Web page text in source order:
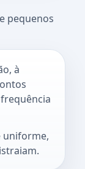
pequenos
à
uniforme,